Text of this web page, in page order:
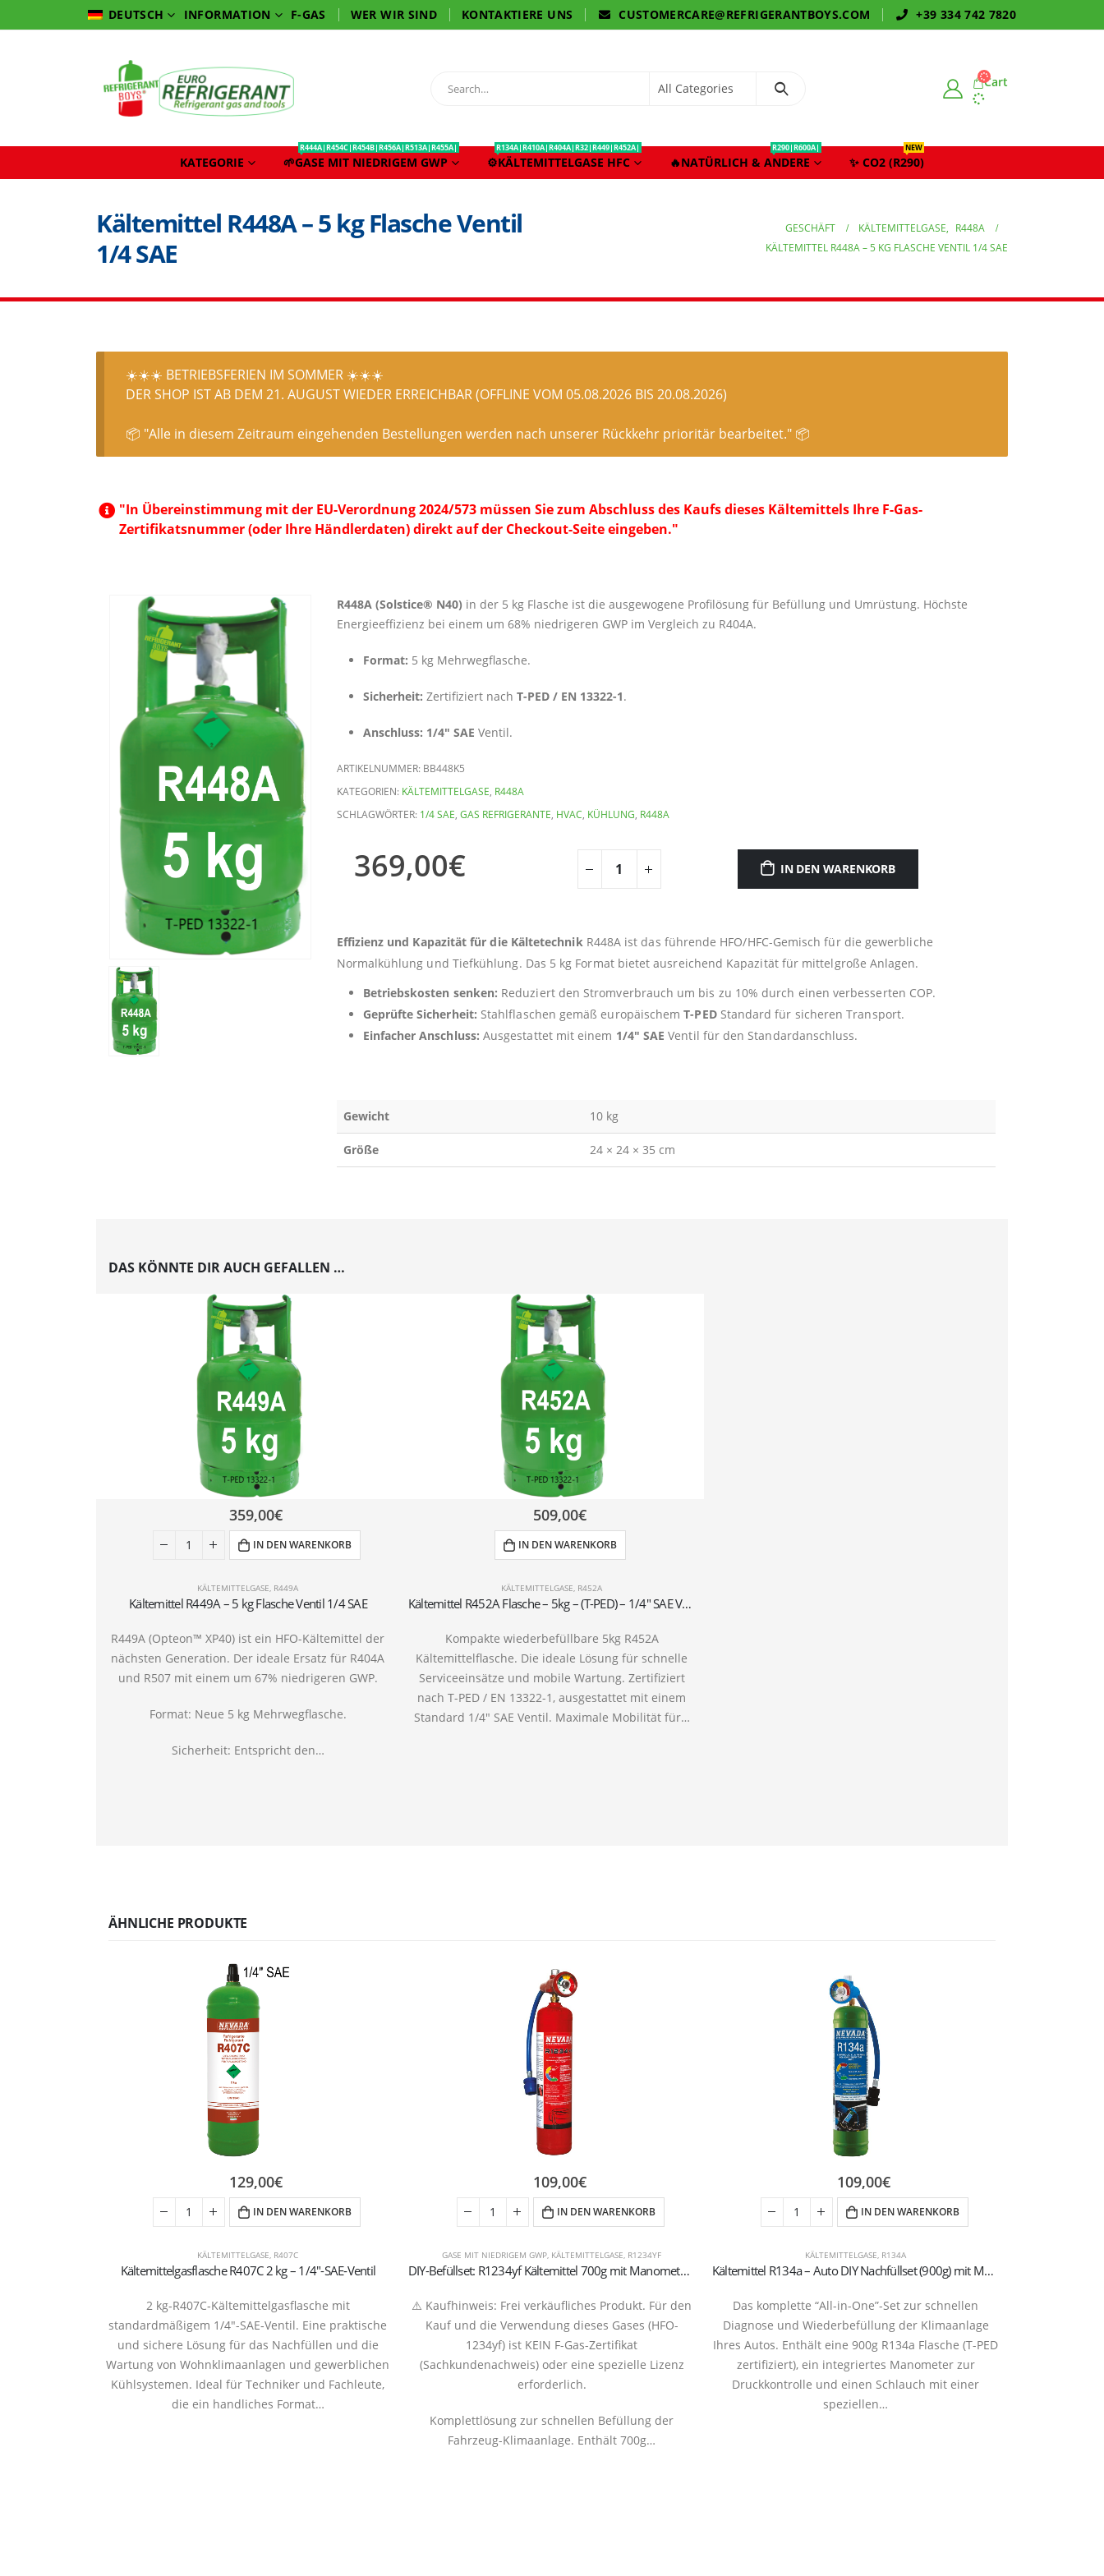
DEUTSCH INFORMATION F-GAS WER WIR SIND KONTAKTIERE UNS CUSTOMERCARE@REFRIGERANTBOYS.COM +39 334 742 7820
Cart
KATEGORIE 🌱GASE MIT NIEDRIGEM GWP
R444A|R454C|R454B|R456A|R513A|R455A|
⚙️KÄLTEMITTELGASE HFC
R134A|R410A|R404A|R32|R449|R452A|
🔥NATÜRLICH & ANDERE
R290|R600A|
✨ CO2 (R290)
NEW
Kältemittel R448A – 5 kg Flasche Ventil
1/4 SAE
GESCHÄFT KÄLTEMITTELGASE, R448A
KÄLTEMITTEL R448A – 5 KG FLASCHE VENTIL 1/4 SAE
☀️☀️☀️ BETRIEBSFERIEN IM SOMMER ☀️☀️☀️
DER SHOP IST AB DEM 21. AUGUST WIEDER ERREICHBAR (OFFLINE VOM 05.08.2026 BIS 20.08.2026)
📦 "Alle in diesem Zeitraum eingehenden Bestellungen werden nach unserer Rückkehr prioritär bearbeitet." 📦
"In Übereinstimmung mit der EU-Verordnung 2024/573 müssen Sie zum Abschluss des Kaufs dieses Kältemittels Ihre F-Gas-
Zertifikatsnummer (oder Ihre Händlerdaten) direkt auf der Checkout-Seite eingeben."
R448A (Solstice® N40) in der 5 kg Flasche ist die ausgewogene Profilösung für Befüllung und Umrüstung. Höchste
Energieeffizienz bei einem um 68% niedrigeren GWP im Vergleich zu R404A.
Format: 5 kg Mehrwegflasche.
Sicherheit: Zertifiziert nach T-PED / EN 13322-1.
Anschluss: 1/4″ SAE Ventil.
ARTIKELNUMMER: BB448K5
KATEGORIEN: KÄLTEMITTELGASE, R448A
SCHLAGWÖRTER: 1/4 SAE, GAS REFRIGERANTE, HVAC, KÜHLUNG, R448A
369,00€ IN DEN WARENKORB
Effizienz und Kapazität für die Kältetechnik R448A ist das führende HFO/HFC-Gemisch für die gewerbliche
Normalkühlung und Tiefkühlung. Das 5 kg Format bietet ausreichend Kapazität für mittelgroße Anlagen.
Betriebskosten senken: Reduziert den Stromverbrauch um bis zu 10% durch einen verbesserten COP.
Geprüfte Sicherheit: Stahlflaschen gemäß europäischemT-PEDStandard für sicheren Transport.
Einfacher Anschluss: Ausgestattet mit einem 1/4″ SAE Ventil für den Standardanschluss.
Gewicht 10 kg
Größe 24 × 24 × 35 cm
DAS KÖNNTE DIR AUCH GEFALLEN …
KÄLTEMITTELGASE R449A
Kältemittel R449A – 5 kg Flasche Ventil 1/4 SAE
R449A (Opteon™ XP40) ist ein HFO-Kältemittel der
nächsten Generation. Der ideale Ersatz für R404A
und R507 mit einem um 67% niedrigeren GWP.
Format: Neue 5 kg Mehrwegflasche.
Sicherheit: Entspricht den…
359,00€
IN DEN WARENKORB
KÄLTEMITTELGASE R452A
Kältemittel R452A Flasche – 5kg – (T-PED) – 1/4″ SAE Ventil
Kompakte wiederbefüllbare 5kg R452A
Kältemittelflasche. Die ideale Lösung für schnelle
Serviceeinsätze und mobile Wartung. Zertifiziert
nach T-PED / EN 13322-1, ausgestattet mit einem
Standard 1/4″ SAE Ventil. Maximale Mobilität für…
509,00€
IN DEN WARENKORB
ÄHNLICHE PRODUKTE
KÄLTEMITTELGASE R407C
Kältemittelgasflasche R407C 2 kg – 1/4″-SAE‑Ventil
2 kg‑R407C‑Kältemittelgasflasche mit
standardmäßigem 1/4″-SAE‑Ventil. Eine praktische
und sichere Lösung für das Nachfüllen und die
Wartung von Wohnklimaanlagen und gewerblichen
Kühlsystemen. Ideal für Techniker und Fachleute,
die ein handliches Format…
129,00€
IN DEN WARENKORB
GASE MIT NIEDRIGEM GWP KÄLTEMITTELGASE R1234YF
DIY-Befüllset: R1234yf Kältemittel 700g mit Manometer und Schnellkupplungsschlauch
⚠️ Kaufhinweis: Frei verkäufliches Produkt. Für den
Kauf und die Verwendung dieses Gases (HFO-
1234yf) ist KEIN F-Gas-Zertifikat
(Sachkundenachweis) oder eine spezielle Lizenz
erforderlich.
Komplettlösung zur schnellen Befüllung der
Fahrzeug-Klimaanlage. Enthält 700g…
109,00€
IN DEN WARENKORB
KÄLTEMITTELGASE R134A
Kältemittel R134a – Auto DIY Nachfüllset (900g) mit Manometer & Schnellkupplung
Das komplette “All-in-One”-Set zur schnellen
Diagnose und Wiederbefüllung der Klimaanlage
Ihres Autos. Enthält eine 900g R134a Flasche (T-PED
zertifiziert), ein integriertes Manometer zur
Druckkontrolle und einen Schlauch mit einer
speziellen…
109,00€
IN DEN WARENKORB